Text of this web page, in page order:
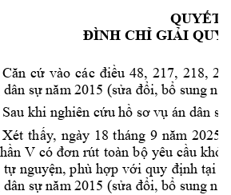
QUYẾT
ĐÌNH CHỈ GIẢI
Căn cứ vào các điều 48, 217, 218,
sự năm 2015 (sửa đổi, bổ sung
Sau khi nghiên cứu hồ sơ vụ án dân sự
Xét thấy, ngày 18 tháng 9 năm 2025,
V có đơn rút toàn bộ yêu cầu khởi
tự nguyện, phù hợp với quy định tại
sự năm 2015 (sửa đổi, bổ sung